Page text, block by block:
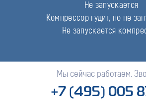
Не запускается
Компрессор гудит, но не
Не запускается
Мы сейчас работаем.
+7 (495) 005